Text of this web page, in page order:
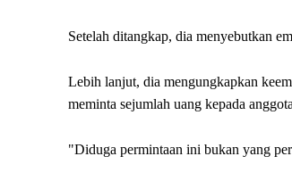
Setelah ditangkap, dia menyebutkan
Lebih lanjut, dia mengungkapkan
meminta sejumlah uang kepada
"Diduga permintaan ini bukan yang